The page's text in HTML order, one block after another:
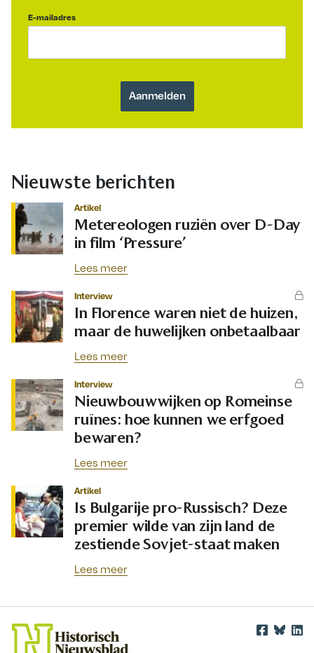
E-mailadres
Nieuwste berichten
Artikel
Metereologen ruziën over D-Day
in film ‘Pressure’
Lees meer
Interview
In Florence waren niet de huizen,
maar de huwelijken onbetaalbaar
Lees meer
Interview
Nieuwbouwwijken op Romeinse
ruïnes: hoe kunnen we erfgoed
bewaren?
Lees meer
Artikel
Is Bulgarije pro-Russisch? Deze
premier wilde van zijn land de
zestiende Sovjet-staat maken
Lees meer